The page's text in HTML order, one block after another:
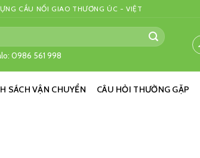
CẦU NỐI GIAO THƯƠNG ÚC - VIỆT
0986 561 998
SÁCH VẬN CHUYỂN CÂU HỎI THƯỜNG GẶP